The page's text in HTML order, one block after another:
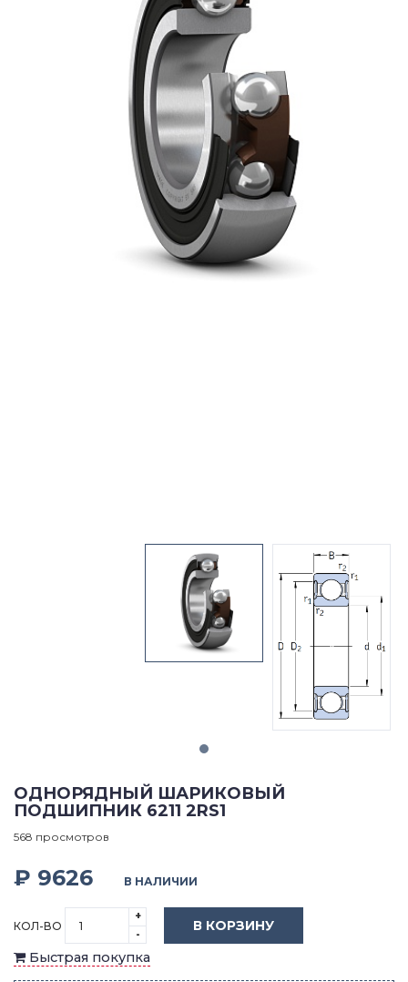
ОДНОРЯДНЫЙ ШАРИКОВЫЙ
ПОДШИПНИК 6211 2RS1
568 просмотров
₽ 9626 В НАЛИЧИИ
КОЛ-ВО
+
-
В КОРЗИНУ
Быстрая покупка